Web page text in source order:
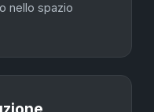
nello spazio